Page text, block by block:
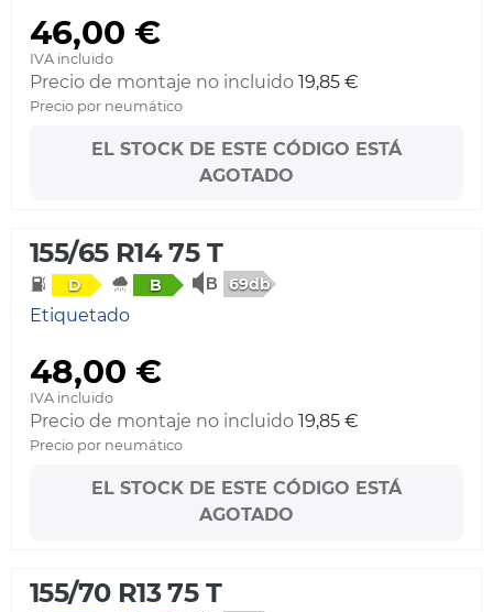
46,00 €
IVA incluido
Precio de montaje no incluido 19,85 €
Precio por neumático
EL STOCK DE ESTE CÓDIGO ESTÁ
AGOTADO
155/65 R14 75 T
D B 69db
Etiquetado
48,00 €
IVA incluido
Precio de montaje no incluido 19,85 €
Precio por neumático
EL STOCK DE ESTE CÓDIGO ESTÁ
AGOTADO
155/70 R13 75 T